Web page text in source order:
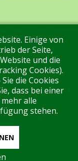
Kontakt
online
Einige von
der Seite,
und die
Cookies).
die Cookies
dass bei einer
alle
stehen.